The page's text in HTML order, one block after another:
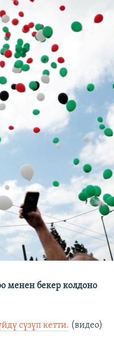
менен бекер колдоно
сүзүп кетти. (видео)